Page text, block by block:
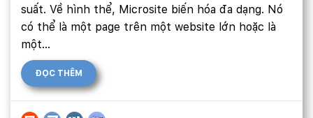
suất. Về hình thể, Microsite biến hóa đa dạng. Nó
có thể là một page trên một website lớn hoặc là
một...
ĐỌC THÊM